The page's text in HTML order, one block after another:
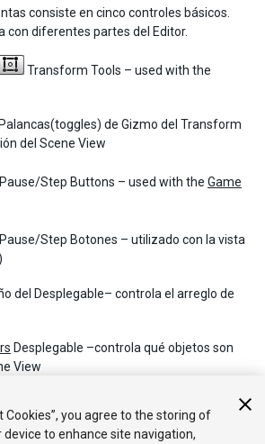
consiste en cinco controles básicos.
con diferentes partes del Editor.
Transform Tools – used with the
Palancas(toggles) de Gizmo del Transform
del Scene View
Step Buttons – used with the Game
Step Botones – utilizado con la vista
del Desplegable– controla el arreglo de
Desplegable –controla qué objetos son
View
Cookies”, you agree to the storing of
device to enhance site navigation,